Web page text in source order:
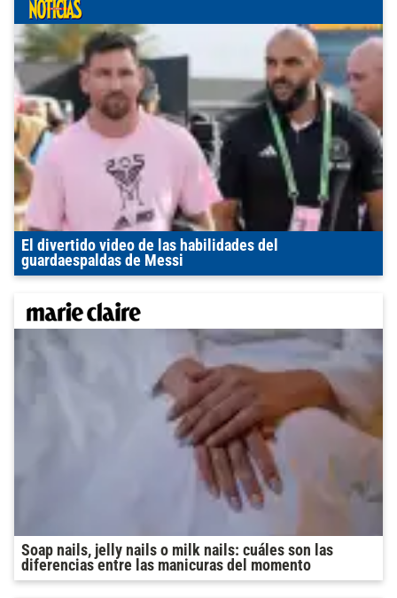
El divertido video de las habilidades del
guardaespaldas de Messi
Soap nails, jelly nails o milk nails: cuáles son las
diferencias entre las manicuras del momento